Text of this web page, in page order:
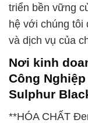
triển bền vững
hệ với chúng tôi
và dịch vụ của
Nơi kinh
Công
Sulphur
**HÓA CHẤT